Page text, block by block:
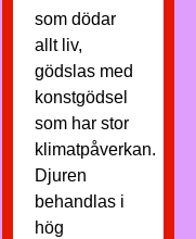
som dödar
allt liv,
gödslas med
konstgödsel
som har stor
klimatpåverkan.
Djuren
behandlas i
hög